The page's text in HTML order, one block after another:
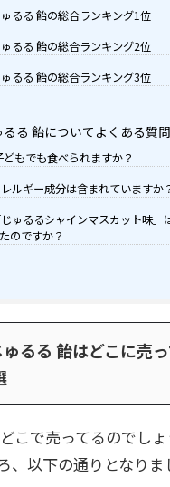
ゅるる 飴の総合ランキング1位
ゅるる 飴の総合ランキング2位
ゅるる 飴の総合ランキング3位
るる 飴についてよくある質問
どもでも食べられますか？
ルギー成分は含まれていますか
じゅるるシャインマスカット味」
のですか？
ゅるる 飴はどこに売
こで売ってるのでし
、以下の通りとなりま